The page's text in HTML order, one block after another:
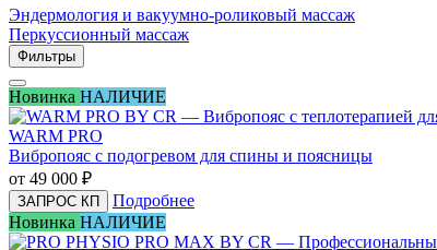
Эндермология и вакуумно-роликовый массаж
Перкуссионный массаж
Фильтры
Новинка НАЛИЧИЕ
WARM PRO
Вибропояс с подогревом для спины и поясницы
от 49 000 ₽
ЗАПРОС КП
Подробнее
Новинка НАЛИЧИЕ